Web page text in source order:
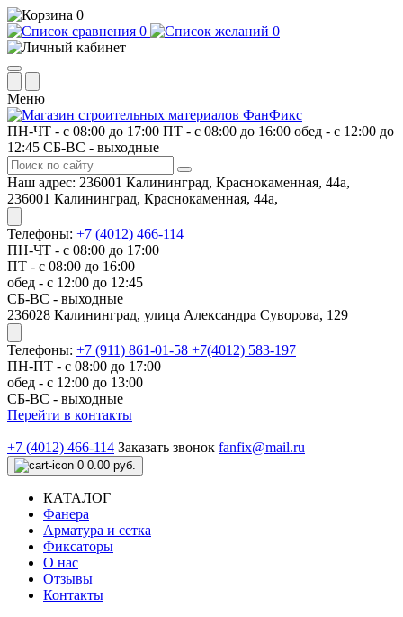
0
0
0
Меню
ПН-ЧТ - с 08:00 до 17:00 ПТ - с 08:00 до 16:00 обед - с 12:00 до
12:45 СБ-ВС - выходные
Наш адрес: 236001 Калининград, Краснокаменная, 44а,
236001 Калининград, Краснокаменная, 44а,
Телефоны: +7 (4012) 466-114
ПН-ЧТ - с 08:00 до 17:00
ПТ - с 08:00 до 16:00
обед - с 12:00 до 12:45
СБ-ВС - выходные
​236028 Калининград, улица Александра Суворова, 129
Телефоны: +7 (911) 861-01-58 +7(4012) 583-197
ПН-ПТ - с 08:00 до 17:00
обед - с 12:00 до 13:00
СБ-ВС - выходные
Перейти в контакты
+7 (4012) 466-114 Заказать звонок fanfix@mail.ru
0 0.00 руб.
КАТАЛОГ
Фанера
Арматура и сетка
Фиксаторы
О нас
Отзывы
Контакты